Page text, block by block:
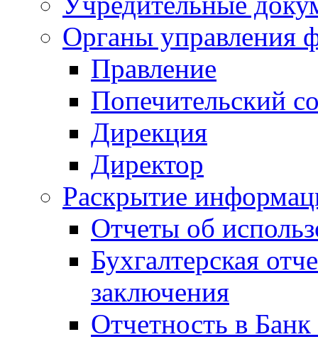
Органы управления
Правление
Попечительский
Дирекция
Директор
Раскрытие
Отчеты об
Бухгалтерская
заключения
Отчетность в